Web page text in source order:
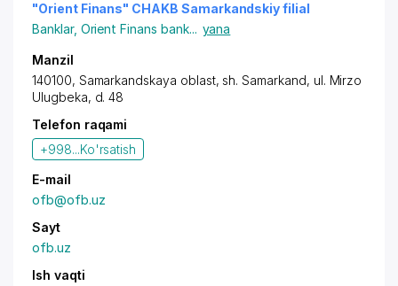
"Orient Finans" CHAKB Samarkandskiy filial
Banklar, Orient Finans bank... yana
Manzil
140100, Samarkandskaya oblast, sh. Samarkand, ul. Mirzo
Ulugbeka, d. 48
Telefon raqami
+998...Ko'rsatish
E-mail
ofb@ofb.uz
Sayt
ofb.uz
Ish vaqti